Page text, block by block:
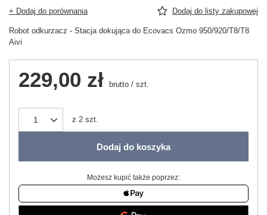
+ Dodaj do porównania Dodaj do listy zakupowej
Robot odkurzacz - Stacja dokująca do Ecovacs Ozmo 950/920/T8/T8
Aivi
229,00 zł brutto / szt.
z 2 szt.
Dodaj do koszyka
Możesz kupić także poprzez: